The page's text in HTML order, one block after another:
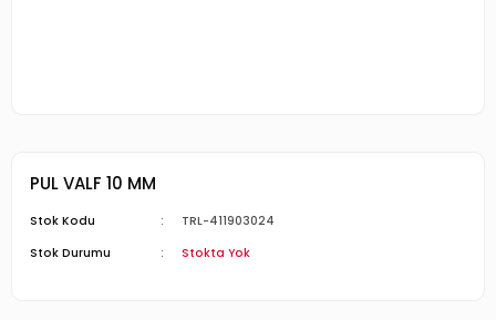
PUL VALF 10 MM
Stok Kodu
TRL-411903024
Stok Durumu
Stokta Yok